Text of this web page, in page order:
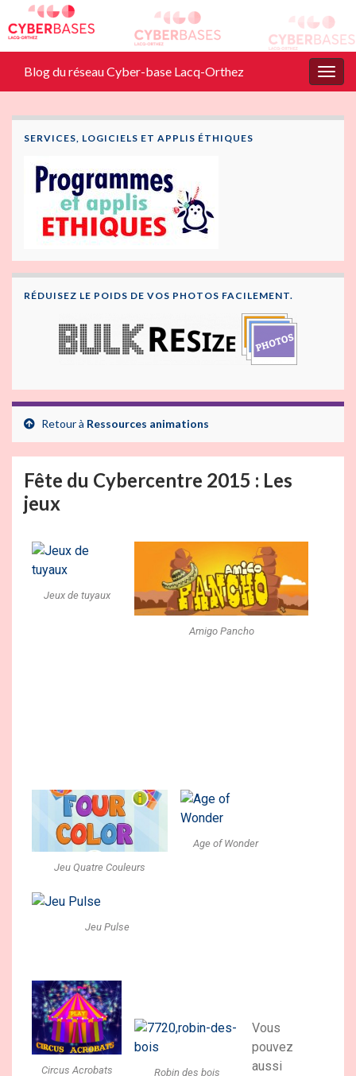
Blog du réseau Cyber-base Lacq-Orthez
SERVICES, LOGICIELS ET APPLIS ÉTHIQUES
RÉDUISEZ LE POIDS DE VOS PHOTOS FACILEMENT.
Retour à Ressources animations
Fête du Cybercentre 2015 : Les
jeux
Jeux de tuyaux
Amigo Pancho
Jeu Quatre Couleurs
Age of Wonder
Jeu Pulse
Circus Acrobats Robin des bois
Vous
pouvez
aussi